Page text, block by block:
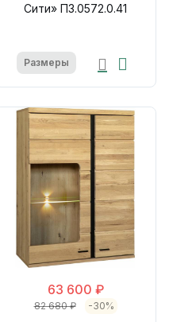
Сити» П3.0572.0.41
Размеры
63 600 ₽
82 680 ₽ -30%